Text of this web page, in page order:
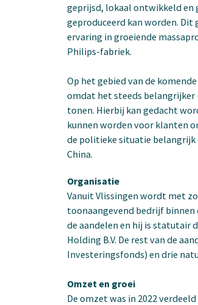
geprijsd, lokaal ontwikkeld en
geproduceerd kan worden.
ervaring in groeiende
Philips-fabriek.
Op het gebied van de
omdat het steeds
tonen. Hierbij kan gedacht
kunnen worden voor klanten
de politieke situatie
China.
Organisatie
Vanuit Vlissingen wordt met
toonaangevend bedrijf binnen
de aandelen en hij is statutair
Holding B.V. De rest van de
Investeringsfonds) en drie
Omzet en groei
De omzet was in 2022